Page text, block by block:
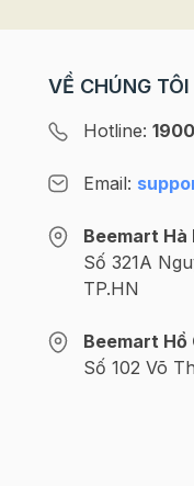
Bột sư tử
chuối,
thơm ngậy
VỀ CHÚNG TÔI
Hotline:
Email:
Beemart Hà
Số 321A
TP.HN
Beemart Hồ
Số 102 Võ